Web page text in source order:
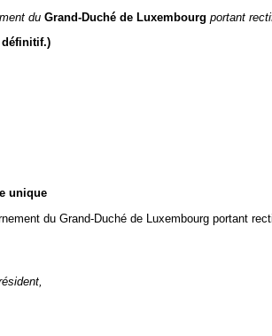
du Grand-Duché de Luxembourg portant
définitif.)
unique
du Grand-Duché de Luxembourg portant